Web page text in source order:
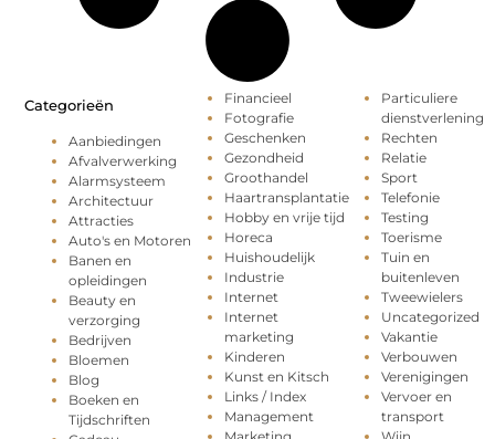
Categorieën
Aanbiedingen
Afvalverwerking
Alarmsysteem
Architectuur
Attracties
Auto's en Motoren
Banen en
opleidingen
Beauty en
verzorging
Bedrijven
Bloemen
Blog
Boeken en
Tijdschriften
Financieel
Fotografie
Geschenken
Gezondheid
Groothandel
Haartransplantatie
Hobby en vrije tijd
Horeca
Huishoudelijk
Industrie
Internet
Internet
marketing
Kinderen
Kunst en Kitsch
Links / Index
Management
Particuliere
dienstverlening
Rechten
Relatie
Sport
Telefonie
Testing
Toerisme
Tuin en
buitenleven
Tweewielers
Uncategorized
Vakantie
Verbouwen
Verenigingen
Vervoer en
transport